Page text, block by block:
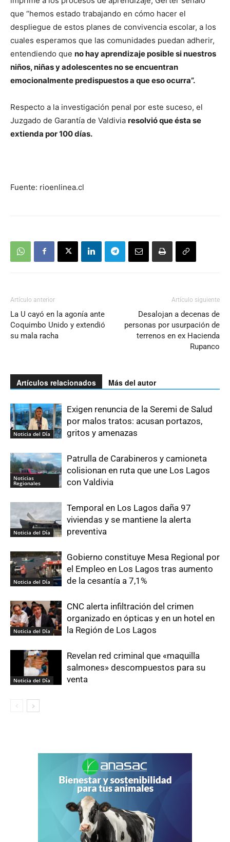
que “hemos estado trabajando en cómo hacer el
despliegue de estos planes de convivencia escolar, a los
cuales esperamos que las comunidades puedan adherir,
entendiendo que no hay aprendizaje posible si nuestros
niños, niñas y adolescentes no se encuentran
emocionalmente predispuestos a que eso ocurra”.
Respecto a la investigación penal por este suceso, el
Juzgado de Garantía de Valdivia resolvió que ésta se
extienda por 100 días.
Fuente: rioenlinea.cl
Artículo anterior
La U cayó en la agonía ante
Coquimbo Unido y extendió
su mala racha
Artículo siguiente
Desalojan a decenas de
personas por usurpación de
terrenos en ex Hacienda
Rupanco
Artículos relacionados Más del autor
Noticia del Día
Exigen renuncia de la Seremi de Salud
por malos tratos: acusan portazos,
gritos y amenazas
Noticias
Regionales
Patrulla de Carabineros y camioneta
colisionan en ruta que une Los Lagos
con Valdivia
Noticia del Día
Temporal en Los Lagos daña 97
viviendas y se mantiene la alerta
preventiva
Noticia del Día
Gobierno constituye Mesa Regional por
el Empleo en Los Lagos tras aumento
de la cesantía a 7,1%
Noticia del Día
CNC alerta infiltración del crimen
organizado en ópticas y en un hotel en
la Región de Los Lagos
Noticia del Día
Revelan red criminal que «maquilla
salmones» descompuestos para su
venta